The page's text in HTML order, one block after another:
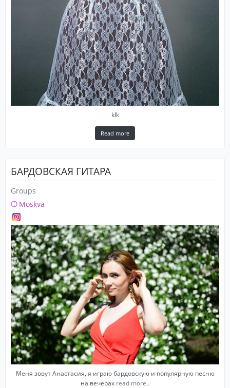
klk
Read more
БАРДОВСКАЯ ГИТАРА
Groups
Moskva
Меня зовут Анастасия, я играю бардовскую и популярную песню
на вечерах read more..